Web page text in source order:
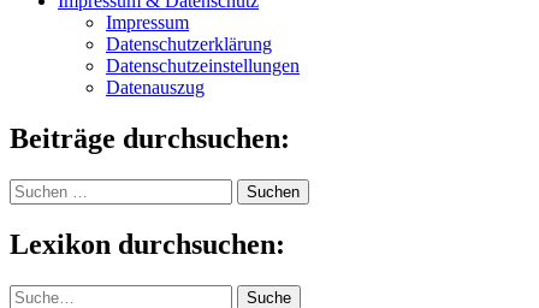
Impressum
Datenschutzerklärung
Datenschutzeinstellungen
Datenauszug
Beiträge durchsuchen:
Suchen
nach:
Lexikon durchsuchen:
Suche Suche